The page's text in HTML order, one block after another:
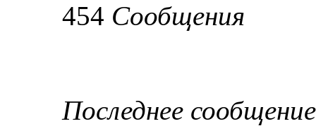
454 Сообщения
Последнее сообщение